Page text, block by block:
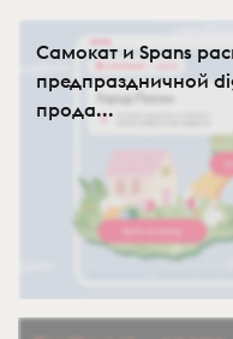
Самокат и Spans
предпраздничной
прода...